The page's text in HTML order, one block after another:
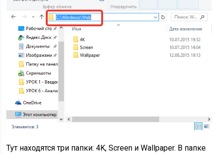
Тут находятся три папки: 4K, Screen и Wallpaper. В папке